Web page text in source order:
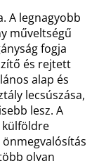
A legnagyobb
műveltségű
fogja
és rejtett
alap és
lecsúszása,
lesz. A
külföldre
önmegvalósítás
olyan